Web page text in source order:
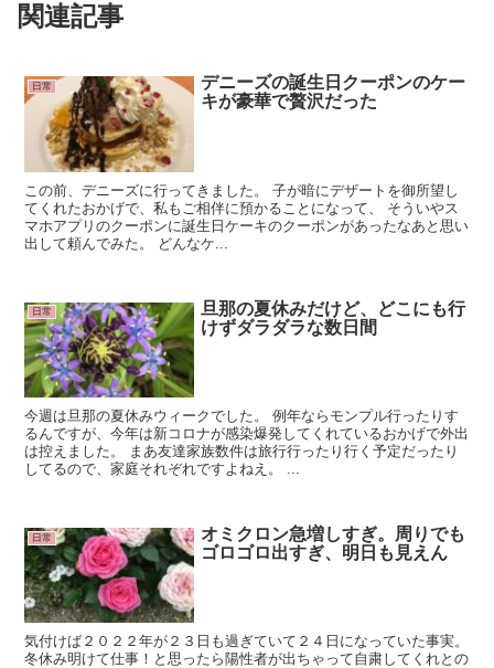
関連記事
日常
デニーズの誕生日クーポンのケー
キが豪華で贅沢だった
この前、デニーズに行ってきました。 子が暗にデザートを御所望し
てくれたおかげで、私もご相伴に預かることになって、 そういやス
マホアプリのクーポンに誕生日ケーキのクーポンがあったなあと思い
出して頼んでみた。 どんなケ...
日常
旦那の夏休みだけど、どこにも行
けずダラダラな数日間
今週は旦那の夏休みウィークでした。 例年ならモンプル行ったりす
るんですが、今年は新コロナが感染爆発してくれているおかげで外出
は控えました。 まあ友達家族数件は旅行行ったり行く予定だったり
してるので、家庭それぞれですよねえ。 ...
日常
オミクロン急増しすぎ。周りでも
ゴロゴロ出すぎ、明日も見えん
気付けば２０２２年が２３日も過ぎていて２４日になっていた事実。
冬休み明けて仕事！と思ったら陽性者が出ちゃって自粛してくれとの